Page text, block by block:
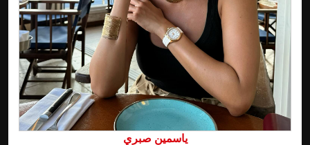
ياسمين صبري